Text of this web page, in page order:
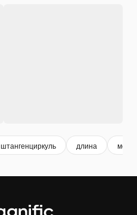
штангенциркуль длина метр